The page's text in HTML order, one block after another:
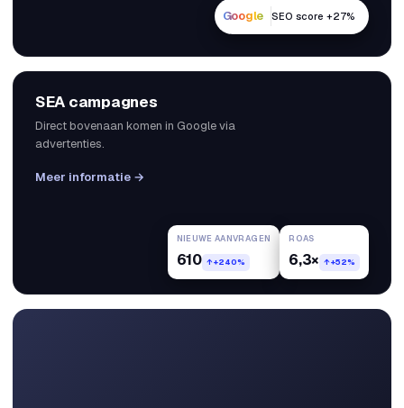
Google SEO score +27%
SEA campagnes
Direct bovenaan komen in Google via
advertenties.
Meer informatie →
NIEUWE AANVRAGEN
610 ↑ +240%
ROAS
6,3× ↑ +52%